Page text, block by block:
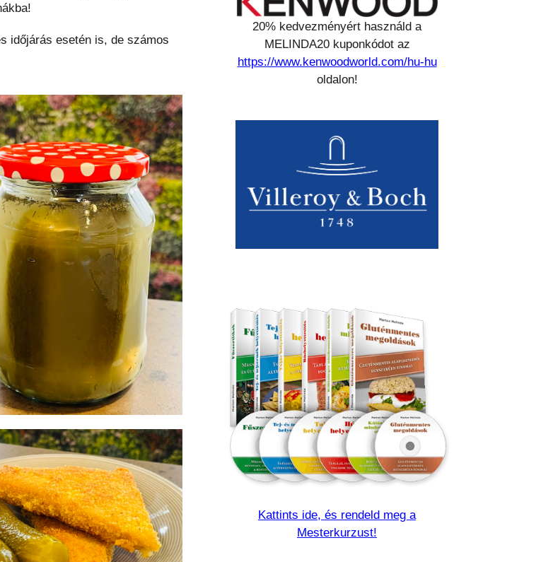
időjárás esetén is, de számos
20% kedvezményért használd a
MELINDA20 kuponkódot az
https://www.kenwoodworld.com/hu-hu
oldalon!
Kattints ide, és rendeld meg a
Mesterkurzust!